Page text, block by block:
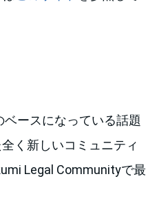
ースになっている話題
く新しいコミュニティ
Legal Communityで最